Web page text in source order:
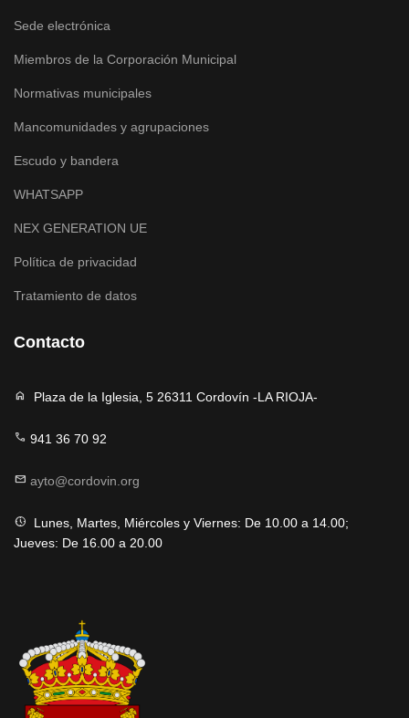
Sede electrónica
Miembros de la Corporación Municipal
Normativas municipales
Mancomunidades y agrupaciones
Escudo y bandera
WHATSAPP
NEX GENERATION UE
Política de privacidad
Tratamiento de datos
Contacto
home Plaza de la Iglesia, 5 26311 Cordovín -LA RIOJA-
call 941 36 70 92
mail ayto@cordovin.org
nest_clock_farsight_analog Lunes, Martes, Miércoles y Viernes: De 10.00 a 14.00;
Jueves: De 16.00 a 20.00